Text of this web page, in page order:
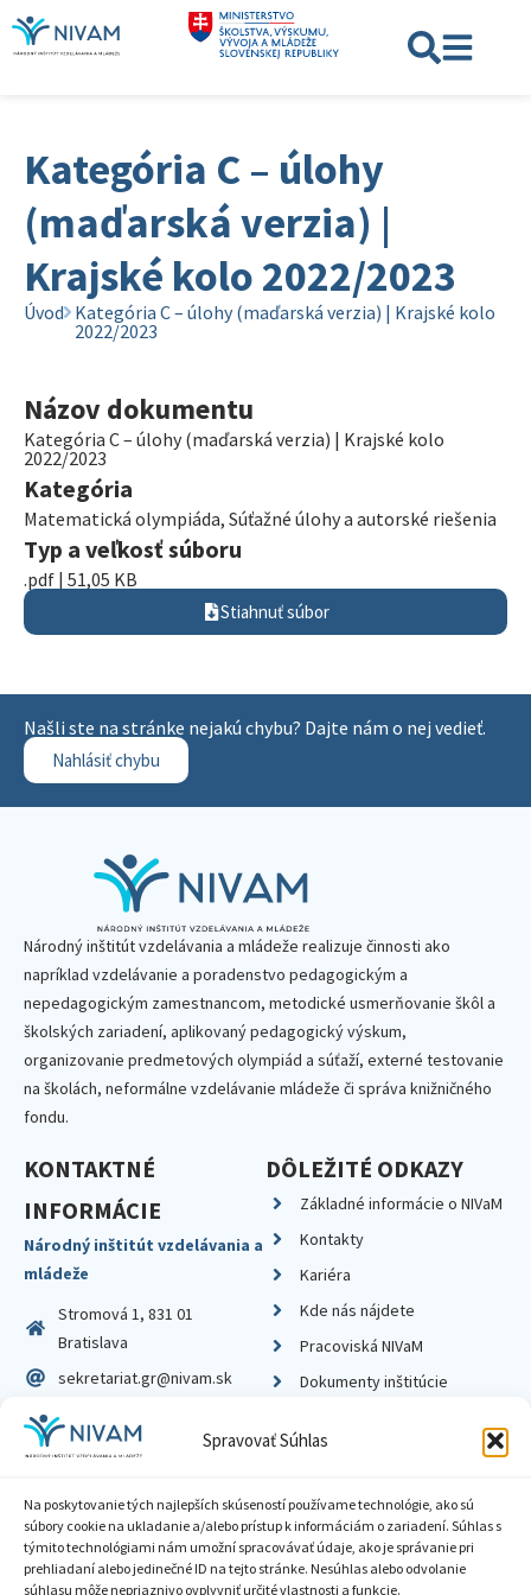
Spravovať Súhlas
Na poskytovanie tých najlepších skúseností používame technológie, ako sú
súbory cookie na ukladanie a/alebo prístup k informáciám o zariadení. Súhlas s
týmito technológiami nám umožní spracovávať údaje, ako je správanie pri
prehliadaní alebo jedinečné ID na tejto stránke. Nesúhlas alebo odvolanie
súhlasu môže nepriaznivo ovplyvniť určité vlastnosti a funkcie.
Kategória C – úlohy
(maďarská verzia) |
Krajské kolo 2022/2023
Úvod Kategória C – úlohy (maďarská verzia) | Krajské kolo
2022/2023
Názov dokumentu
Kategória C – úlohy (maďarská verzia) | Krajské kolo
2022/2023
Kategória
Matematická olympiáda, Súťažné úlohy a autorské riešenia
Typ a veľkosť súboru
.pdf | 51,05 KB
Stiahnuť súbor
Našli ste na stránke nejakú chybu? Dajte nám o nej vedieť.
Nahlásiť chybu
Národný inštitút vzdelávania a mládeže realizuje činnosti ako
napríklad vzdelávanie a poradenstvo pedagogickým a
nepedagogickým zamestnancom, metodické usmerňovanie škôl a
školských zariadení, aplikovaný pedagogický výskum,
organizovanie predmetových olympiád a súťaží, externé testovanie
na školách, neformálne vzdelávanie mládeže či správa knižničného
fondu.
KONTAKTNÉ
INFORMÁCIE
Národný inštitút vzdelávania a
mládeže
Stromová 1, 831 01
Bratislava
sekretariat.gr@nivam.sk
IČO: 00164348
DIČ: 2020798714
DÔLEŽITÉ ODKAZY
Základné informácie o NIVaM
Kontakty
Kariéra
Kde nás nájdete
Pracoviská NIVaM
Dokumenty inštitúcie
Zásady ochrany súkromia